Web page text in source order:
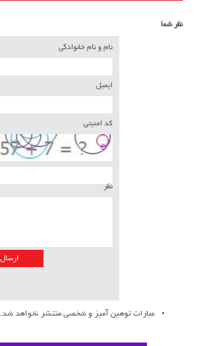
نظر شما
نام و نام خانوادگی
ایمیل
کد امنیتی
نظر
عبارات توهین آمیز و شخصی منتشر نخواهد شد.